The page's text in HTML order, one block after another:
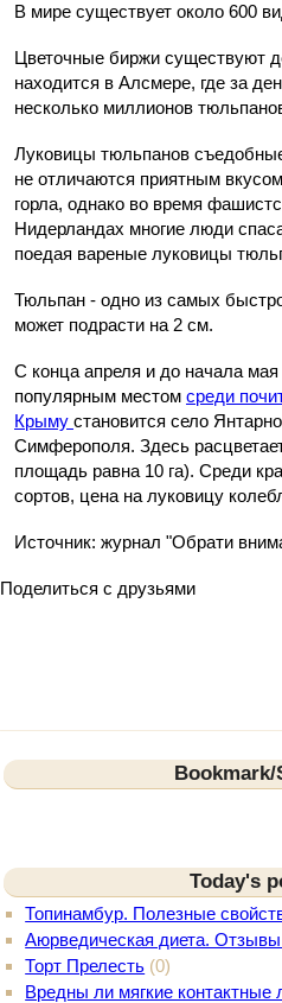
В мире существует около 600
Цветочные биржи существуют
находится в Алсмере, где за
несколько миллионов
Луковицы тюльпанов
не отличаются приятным
горла, однако во время
Нидерландах многие люди
поедая вареные луковицы
Тюльпан - одно из самых
может подрасти на 2 см.
С конца апреля и до начала
популярным местом среди
Крыму становится село
Симферополя. Здесь
площадь равна 10 га). Среди
сортов, цена на луковицу
Источник: журнал "Обрати
Поделиться с друзьями
Today's
Топинамбур. Полезные
Аюрведическая диета.
Торт Прелесть (0)
Вредны ли мягкие контактные